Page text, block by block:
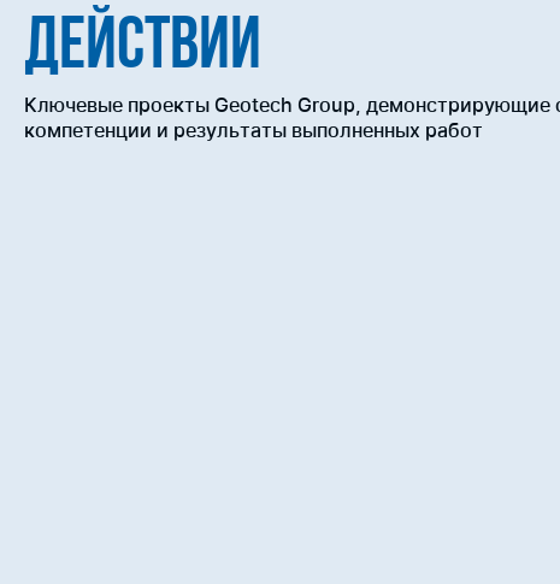
ДЕЙСТВИИ
Ключевые проекты Geotech Group, демонстрирующие
компетенции и результаты выполненных работ